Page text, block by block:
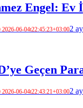
Engel: Ev
2
Geçen
2